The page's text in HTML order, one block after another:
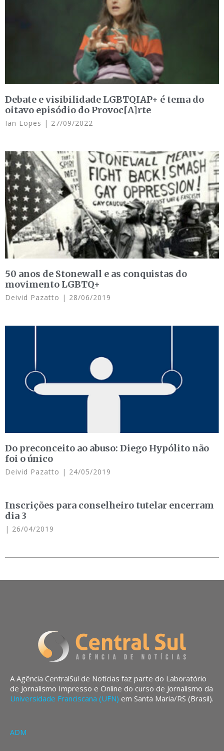
Debate e visibilidade LGBTQIAP+ é tema do
oitavo episódio do Provoc[A]rte
Ian Lopes 27/09/2022
50 anos de Stonewall e as conquistas do
movimento LGBTQ+
Deivid Pazatto 28/06/2019
Do preconceito ao abuso: Diego Hypólito não
foi o único
Deivid Pazatto 24/05/2019
Inscrições para conselheiro tutelar encerram
dia 3
26/04/2019
A Agência CentralSul de Notícias faz parte do Laboratório
de Jornalismo Impresso e Online do curso de Jornalismo da
Universidade Franciscana (UFN) em Santa Maria/RS (Brasil).
ADM